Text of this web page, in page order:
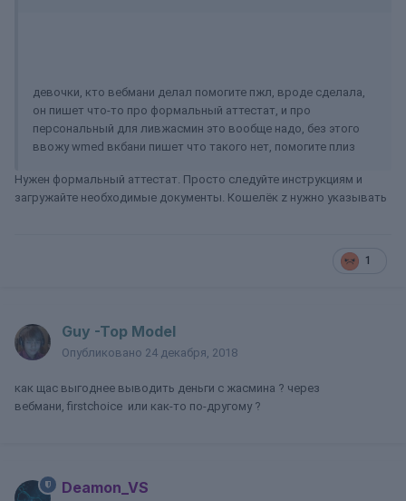
девочки, кто вебмани делал помогите пжл, вроде сделала,
он пишет что-то про формальный аттестат, и про
персональный для ливжасмин это вообще надо, без этого
ввожу wmed вкбани пишет что такого нет, помогите плиз
Нужен формальный аттестат. Просто следуйте инструкциям и
загружайте необходимые документы. Кошелёк z нужно указывать
1
Guy -Top Model
Опубликовано 24 декабря, 2018
как щас выгоднее выводить деньги c жасмина ? через
вебмани, firstchoice или как-то по-другому ?
Deamon_VS